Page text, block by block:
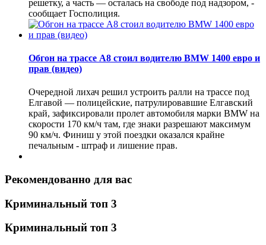
решетку, а часть — осталась на свободе под надзором, -
сообщает Госполиция.
Обгон на трассе А8 стоил водителю BMW 1400 евро и
прав (видео)
Очередной лихач решил устроить ралли на трассе под
Елгавой — полицейские, патрулировавшие Елгавский
край, зафиксировали пролет автомобиля марки BMW на
скорости 170 км/ч там, где знаки разрешают максимум
90 км/ч. Финиш у этой поездки оказался крайне
печальным - штраф и лишение прав.
Рекомендованно для вас
Криминальный топ 3
Криминальный топ 3